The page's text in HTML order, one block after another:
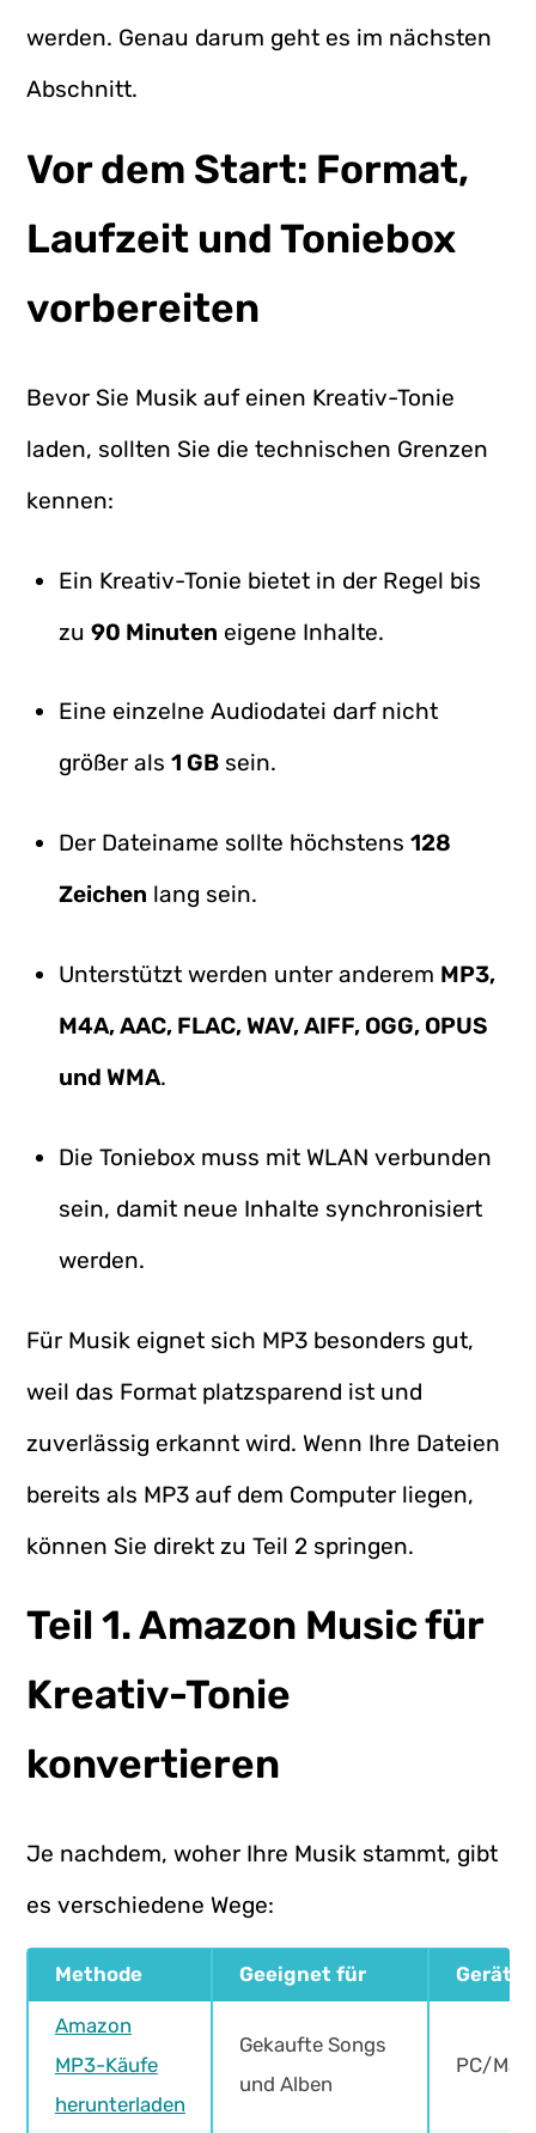
werden. Genau darum geht es im nächsten
Abschnitt.
Vor dem Start: Format,
Laufzeit und Toniebox
vorbereiten
Bevor Sie Musik auf einen Kreativ-Tonie
laden, sollten Sie die technischen Grenzen
kennen:
Ein Kreativ-Tonie bietet in der Regel bis
zu90 Minuten eigene Inhalte.
Eine einzelne Audiodatei darf nicht
größer als1 GB sein.
Der Dateiname sollte höchstens128
Zeichen lang sein.
Unterstützt werden unter anderem MP3,
M4A, AAC, FLAC, WAV, AIFF, OGG, OPUS
und WMA.
Die Toniebox muss mit WLAN verbunden
sein, damit neue Inhalte synchronisiert
werden.
Für Musik eignet sich MP3 besonders gut,
weil das Format platzsparend ist und
zuverlässig erkannt wird. Wenn Ihre Dateien
bereits als MP3 auf dem Computer liegen,
können Sie direkt zu Teil 2 springen.
Teil 1. Amazon Music für
Kreativ-Tonie
konvertieren
Je nachdem, woher Ihre Musik stammt, gibt
es verschiedene Wege:
Methode Geeignet für Gerät
Amazon
MP3-Käufe
herunterladen
Gekaufte Songs
und Alben
PC/Mac